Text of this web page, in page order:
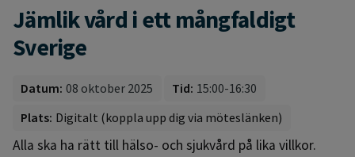
Jämlik vård i ett mångfaldigt
Sverige
Datum: 08 oktober 2025 Tid: 15:00-16:30
Plats: Digitalt (koppla upp dig via möteslänken)
Alla ska ha rätt till hälso- och sjukvård på lika villkor.